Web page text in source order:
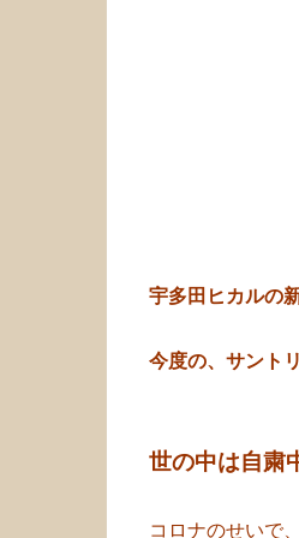
宇多田ヒカルの
今度の、サント
世の中は自粛
コロナのせいで、